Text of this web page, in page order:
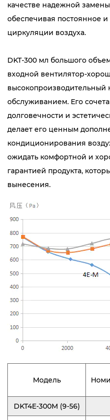
качестве надежной
обеспечивая постоянное
циркуляции воздуха.
DKT-300 мл большого
входной вентилятор-
высокопроизводительный
обслуживанием. Его
долговечности и
делает его ценным
кондиционирования
ожидать комфортной и
гарантией продукта,
вынесения.
Модель
DKT4E-300M (9-56)